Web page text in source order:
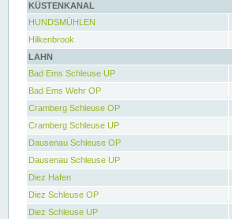
KÜSTENKANAL
HUNDSMÜHLEN
Hilkenbrook
LAHN
Bad Ems Schleuse UP
Bad Ems Wehr OP
Cramberg Schleuse OP
Cramberg Schleuse UP
Dausenau Schleuse OP
Dausenau Schleuse UP
Diez Hafen
Diez Schleuse OP
Diez Schleuse UP